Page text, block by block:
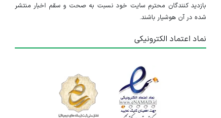
بازدید کنندگان محترم سایت خود نسبت به صحت و سقم اخبار منتشر
شده در آن هوشیار باشند.
نماد اعتماد الکترونیکی